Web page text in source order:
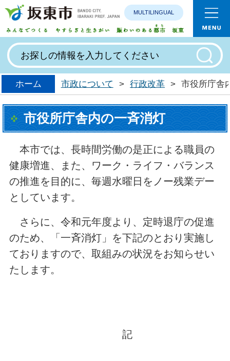
みんなで
MULTILINGUAL
ホーム 市政について > 行政改革 > 市役所庁舎
市役所庁舎内の一斉消灯
本市では、長時間労働の是正による職員の
健康増進、また、ワーク・ライフ・バランス
の推進を目的に、毎週水曜日をノー残業デー
としています。
さらに、令和元年度より、定時退庁の促進
のため、「一斉消灯」を下記のとおり実施し
ておりますので、取組みの状況をお知らせい
たします。
記